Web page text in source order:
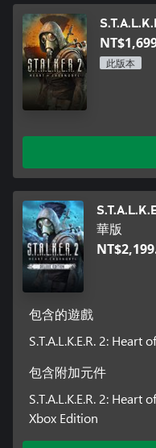
Xbox 子女帳戶可能無法使
Xbox 上，子女帳戶的使用
律另有規定。
此版本
華版
包含的遊戲
S.T.A.L.K.E.R. 2: Heart
包含附加元件
S.T.A.L.K.E.R. 2:
Xbox Edition